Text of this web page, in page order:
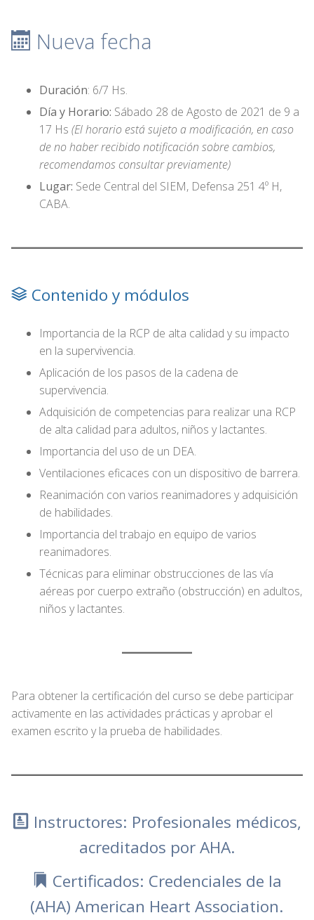
Nueva fecha
Duración: 6/7 Hs.
Día y Horario: Sábado 28 de Agosto de 2021 de 9 a
17 Hs (El horario está sujeto a modificación, en caso
de no haber recibido notificación sobre cambios,
recomendamos consultar previamente)
Lugar: Sede Central del SIEM, Defensa 251 4º H,
CABA.
Contenido y módulos
Importancia de la RCP de alta calidad y su impacto
en la supervivencia.
Aplicación de los pasos de la cadena de
supervivencia.
Adquisición de competencias para realizar una RCP
de alta calidad para adultos, niños y lactantes.
Importancia del uso de un DEA.
Ventilaciones eficaces con un dispositivo de barrera.
Reanimación con varios reanimadores y adquisición
de habilidades.
Importancia del trabajo en equipo de varios
reanimadores.
Técnicas para eliminar obstrucciones de las vía
aéreas por cuerpo extraño (obstrucción) en adultos,
niños y lactantes.
Para obtener la certificación del curso se debe participar
activamente en las actividades prácticas y aprobar el
examen escrito y la prueba de habilidades.
Instructores: Profesionales médicos,
acreditados por AHA.
Certificados: Credenciales de la
(AHA) American Heart Association.